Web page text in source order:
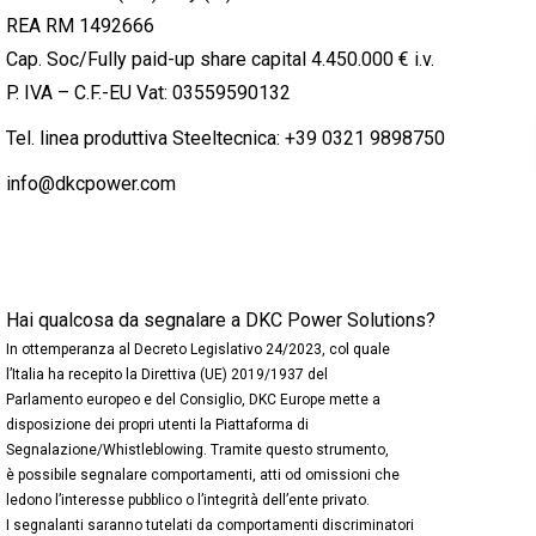
REA RM 1492666
Cap. Soc/Fully paid-up share capital 4.450.000 € i.v.
P. IVA – C.F.-EU Vat: 03559590132
Tel. linea produttiva Steeltecnica: +39 0321 9898750
info@dkcpower.com
Hai qualcosa da segnalare a DKC Power Solutions?
In ottemperanza al Decreto Legislativo 24/2023, col quale
l’Italia ha recepito la Direttiva (UE) 2019/1937 del
Parlamento europeo e del Consiglio, DKC Europe mette a
disposizione dei propri utenti la Piattaforma di
Segnalazione/Whistleblowing. Tramite questo strumento,
è possibile segnalare comportamenti, atti od omissioni che
ledono l’interesse pubblico o l’integrità dell’ente privato.
I segnalanti saranno tutelati da comportamenti discriminatori